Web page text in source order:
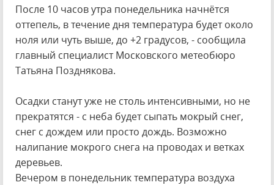
После 10 часов утра понедельника начнётся
оттепель, в течение дня температура будет около
ноля или чуть выше, до +2 градусов, - сообщила
главный специалист Московского метеобюро
Татьяна Позднякова.
Осадки станут уже не столь интенсивными, но не
прекратятся - с неба будет сыпать мокрый снег,
снег с дождем или просто дождь. Возможно
налипание мокрого снега на проводах и ветках
деревьев.
Вечером в понедельник температура воздуха